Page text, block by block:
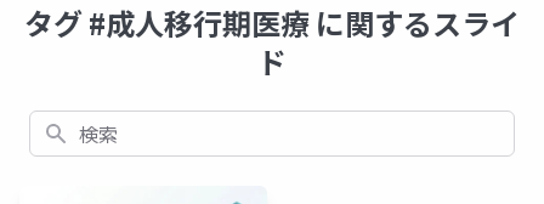
タグ #成人移行期医療 に関するスライ
ド
検索